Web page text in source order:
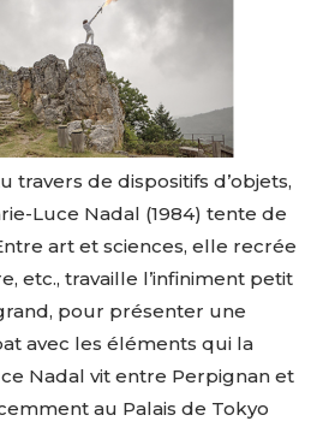
travers de dispositifs d’objets,
Luce Nadal (1984) tente de
art et sciences, elle recrée
etc., travaille l’infiniment petit
pour présenter une
avec les éléments qui la
Nadal vit entre Perpignan et
au Palais de Tokyo